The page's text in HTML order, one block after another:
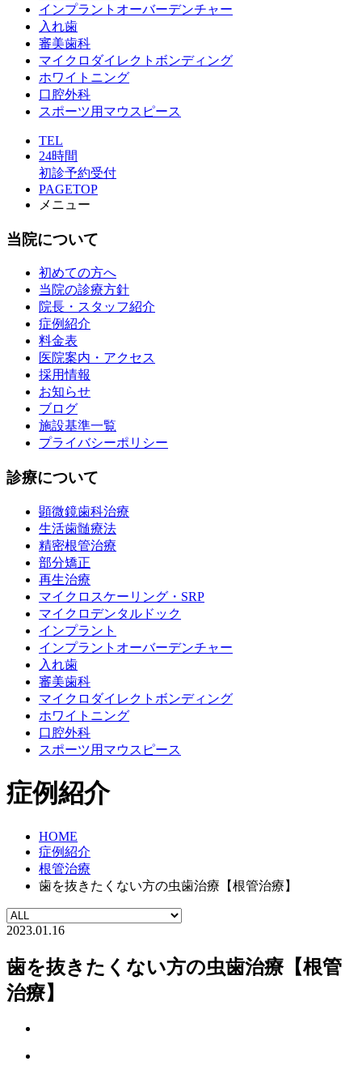
インプラントオーバーデンチャー
入れ歯
審美歯科
マイクロダイレクトボンディング
ホワイトニング
口腔外科
スポーツ用マウスピース
TEL
24時間
初診予約受付
PAGETOP
メニュー
当院について
初めての方へ
当院の診療方針
院長・スタッフ紹介
症例紹介
料金表
医院案内・アクセス
採用情報
お知らせ
ブログ
施設基準一覧
プライバシーポリシー
診療について
顕微鏡歯科治療
生活歯髄療法
精密根管治療
部分矯正
再生治療
マイクロスケーリング・SRP
マイクロデンタルドック
インプラント
インプラントオーバーデンチャー
入れ歯
審美歯科
マイクロダイレクトボンディング
ホワイトニング
口腔外科
スポーツ用マウスピース
症例紹介
HOME
症例紹介
根管治療
歯を抜きたくない方の虫歯治療【根管治療】
2023.01.16
歯を抜きたくない方の虫歯治療【根管
治療】